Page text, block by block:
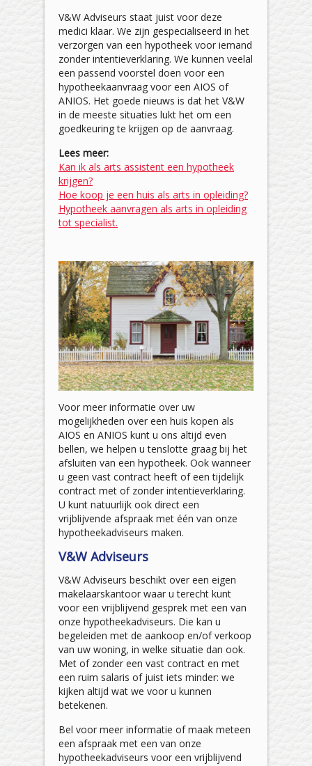
V&W Adviseurs staat juist voor deze
medici klaar. We zijn gespecialiseerd in het
verzorgen van een hypotheek voor iemand
zonder intentieverklaring. We kunnen veelal
een passend voorstel doen voor een
hypotheekaanvraag voor een AIOS of
ANIOS. Het goede nieuws is dat het V&W
in de meeste situaties lukt het om een
goedkeuring te krijgen op de aanvraag.
Lees meer:
Kan ik als arts assistent een hypotheek
krijgen?
Hoe koop je een huis als arts in opleiding?
Hypotheek aanvragen als arts in opleiding
tot specialist.
Voor meer informatie over uw
mogelijkheden over een huis kopen als
AIOS en ANIOS kunt u ons altijd even
bellen, we helpen u tenslotte graag bij het
afsluiten van een hypotheek. Ook wanneer
u geen vast contract heeft of een tijdelijk
contract met of zonder intentieverklaring.
U kunt natuurlijk ook direct een
vrijblijvende afspraak met één van onze
hypotheekadviseurs maken.
V&W Adviseurs
V&W Adviseurs beschikt over een eigen
makelaarskantoor waar u terecht kunt
voor een vrijblijvend gesprek met een van
onze hypotheekadviseurs. Die kan u
begeleiden met de aankoop en/of verkoop
van uw woning, in welke situatie dan ook.
Met of zonder een vast contract en met
een ruim salaris of juist iets minder: we
kijken altijd wat we voor u kunnen
betekenen.
Bel voor meer informatie of maak meteen
een afspraak met een van onze
hypotheekadviseurs voor een vrijblijvend